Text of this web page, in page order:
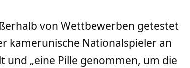
von Wettbewerben getestet
kamerunische Nationalspieler an
„eine Pille genommen, um die